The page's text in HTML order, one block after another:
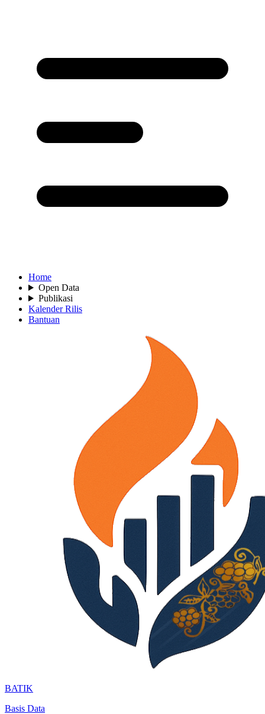
Home
Open Data
Publikasi
Kalender Rilis
Bantuan
BATIK
Basis Data